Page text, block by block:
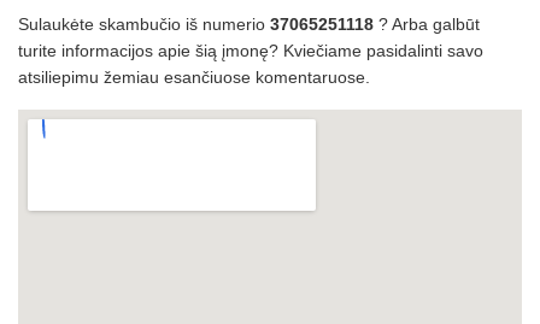
Sulaukėte skambučio iš numerio 37065251118 ? Arba galbūt
turite informacijos apie šią įmonę? Kviečiame pasidalinti savo
atsiliepimu žemiau esančiuose komentaruose.